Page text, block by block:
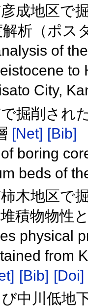
成地区で
解析（ポス
of
City,
掘削され
[Net] [Bib]
boring
beds of
木地区で
積物物性
physical
from
[Bib] [Doi]
中川低地